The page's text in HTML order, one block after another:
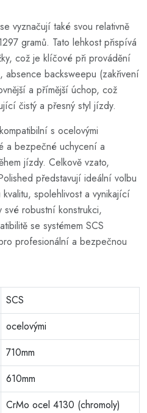
vyznačují také svou relativně
gramů. Tato lehkost přispívá
což je klíčové při provádění
absence backsweepu (zakřivení
a přímější úchop, což
čistý a přesný styl jízdy.
s ocelovými
a bezpečné uchycení a
jízdy. Celkově vzato,
představují ideální volbu
spolehlivost a vynikající
robustní konstrukci,
se systémem SCS
profesionální a bezpečnou
SCS
ocelovými
710mm
610mm
CrMo ocel 4130 (chromoly)